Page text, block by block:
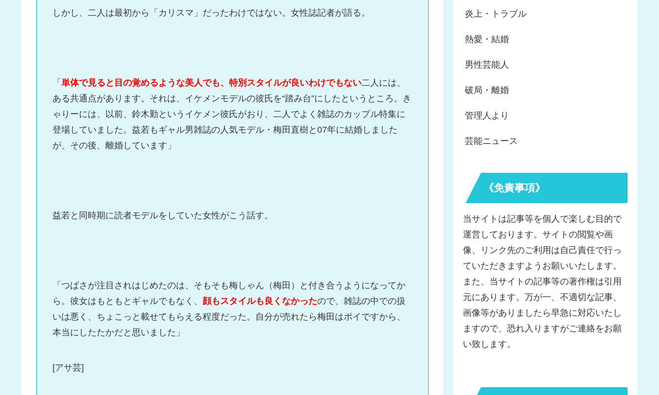
しかし、二人は最初から「カリスマ」だったわけではない。女性誌記者が語る。
「単体で見ると目の覚めるような美人でも、特別スタイルが良いわけでもない二人には、
ある共通点があります。それは、イケメンモデルの彼氏を“踏み台”にしたというところ。き
ゃりーには、以前、鈴木勤というイケメン彼氏がおり、二人でよく雑誌のカップル特集に
登場していました。益若もギャル男雑誌の人気モデル・梅田直樹と07年に結婚しました
が、その後、離婚しています」
益若と同時期に読者モデルをしていた女性がこう話す。
「つばさが注目されはじめたのは、そもそも梅しゃん（梅田）と付き合うようになってか
ら。彼女はもともとギャルでもなく、 顔もスタイルも良くなかったので、雑誌の中での扱
いは悪く、ちょこっと載せてもらえる程度だった。自分が売れたら梅田はポイですから、
本当にしたたかだと思いました」
[アサ芸]
炎上・トラブル
熱愛・結婚
男性芸能人
破局・離婚
管理人より
芸能ニュース
《免責事項》
当サイトは記事等を個人で楽しむ目的で
運営しております。サイトの閲覧や画
像、リンク先のご利用は自己責任で行っ
ていただきますようお願いいたします。
また、当サイトの記事等の著作権は引用
元にあります。万が一、不適切な記事、
画像等がありましたら早急に対応いたし
ますので、恐れ入りますがご連絡をお願
い致します。